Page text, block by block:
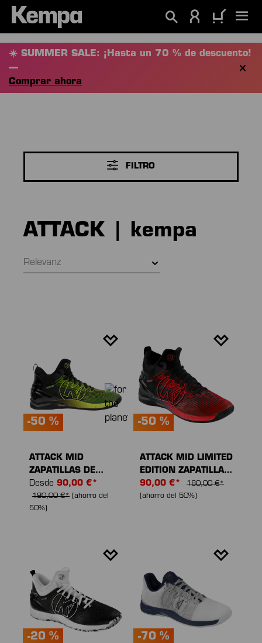
principal
☀️ SUMMER SALE: ¡Hasta un 70 % de descuento!
—
Comprar ahora
FILTRO
ATTACK | kempa
Relevanz
-50 %
ATTACK MID
ZAPATILLAS DE
DEPORTE
Desde 90,00 €*
180,00 €* (ahorro del
50%)
-50 %
ATTACK MID LIMITED
EDITION ZAPATILLAS
DE DEPORTE
90,00 €*
180,00 €*
(ahorro del 50%)
-20 % -70 %